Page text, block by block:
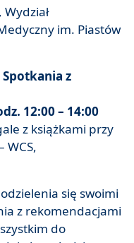
im. Piastów
z
12:00 – 14:00
z książkami przy
WCS,
się swoimi
z rekomendacjami
do